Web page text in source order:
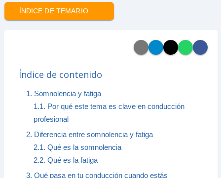
ÍNDICE DE TEMARIO
Índice de contenido
1. Somnolencia y fatiga
1.1. Por qué este tema es clave en conducción
profesional
2. Diferencia entre somnolencia y fatiga
2.1. Qué es la somnolencia
2.2. Qué es la fatiga
3. Qué pasa en tu conducción cuando estás